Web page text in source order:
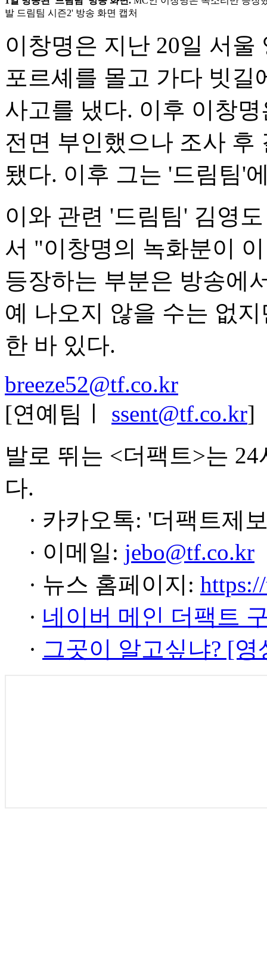
발 드림팀 시즌2' 방송 화면 캡처
이창명은 지난 20일 서
포르셰를 몰고 가다 빗
사고를 냈다. 이후 이창
전면 부인했으나 조사 후
됐다. 이후 그는 '드림팀'
이와 관련 '드림팀' 김영
서 "이창명의 녹화분이
등장하는 부분은 방송에
예 나오지 않을 수는 없
한 바 있다.
breeze52@tf.co.kr
[연예팀ㅣ ssent@tf.co.kr]
발로 뛰는 <더팩트>는
다.
· 카카오톡: '더팩트제
· 이메일: jebo@tf.co.kr
· 뉴스 홈페이지:
· 네이버 메인 더팩트
· 그곳이 알고싶냐? [